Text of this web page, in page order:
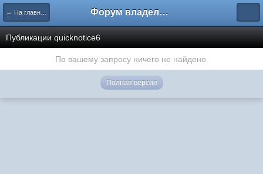
← На главную Форум владельцев интернет-магазинов
Публикации quicknotice6
По вашему запросу ничего не найдено.
Полная версия